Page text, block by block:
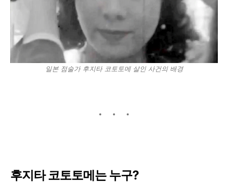
일본 점술가 후지타 코토토메 살인 사건의 배경
후지타 코토토메는 누구?